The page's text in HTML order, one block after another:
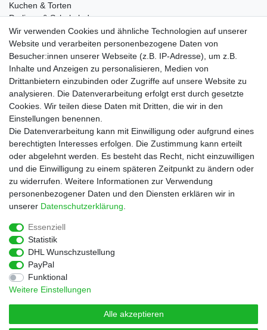
Kuchen & Torten
Pralinen & Schokolade
Lebensmittel
Gutscheine
Informationen
Zahlungsarten
Versandkosten
Service
Rezepte
Newsletter
Blog
Choco Patiss
|
Wir verwenden Cookies und ähnliche Technologien auf unserer
Website und verarbeiten personenbezogene Daten von
Besucher:innen unserer Webseite (z.B. IP-Adresse), um z.B.
Inhalte und Anzeigen zu personalisieren, Medien von
Drittanbietern einzubinden oder Zugriffe auf unsere Website zu
analysieren. Die Datenverarbeitung erfolgt erst durch gesetzte
Cookies. Wir teilen diese Daten mit Dritten, die wir in den
Einstellungen benennen.
Die Datenverarbeitung kann mit Einwilligung oder aufgrund eines
berechtigten Interesses erfolgen. Die Zustimmung kann erteilt
oder abgelehnt werden. Es besteht das Recht, nicht einzuwilligen
und die Einwilligung zu einem späteren Zeitpunkt zu ändern oder
zu widerrufen. Weitere Informationen zur Verwendung
personenbezogener Daten und den Diensten erklären wir in
unserer Daten­schutz­erklärung
Essenziell
Statistik
DHL Wunschzustellung
PayPal
Funktional
Weitere Einstellungen
Alle akzeptieren